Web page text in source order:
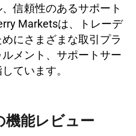
信頼性のあるサポート
Marketsは、トレーデ
にさまざまな取引プラ
メント、サポートサー
ています。
能レビュー